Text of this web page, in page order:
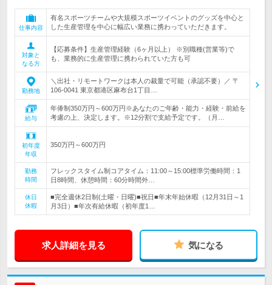
仕事内容
有名スポーツチームや大規模スポーツイベントのグッズを中心と
した生産管理を中心に幅広い業務に携わっていただきます。
対象と
なる方
【応募条件】生産管理経験（6ヶ月以上） ※別職種(営業等)で
も、業務的に生産管理に携わられていた方も可
勤務地
＼出社・リモートワークは本人の裁量で可能（承認不要）／ 〒
106-0041 東京都港区麻布台1丁目…
給与
年俸制350万円～600万円※あなたのご年齢・能力・経験・前給を
考慮の上、決定します。※12分割で支給予定です。（月…
初年度
年収
350万円～600万円
勤務
時間
フレックスタイム制コアタイム：11:00～15:00標準労働時間：1
日8時間、休憩時間：60分時間外…
休日
休暇
■完全週休2日制(土曜・日曜)■祝日■年末年始休暇（12月31日～1
月3日）■年次有給休暇（初年度1…
求人詳細を見る 気になる